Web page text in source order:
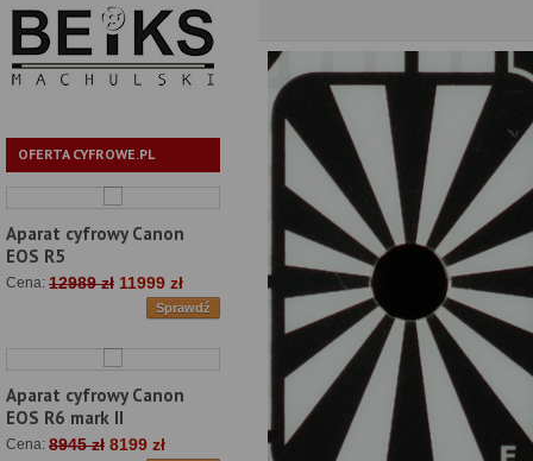
OFERTA CYFROWE.PL
Aparat cyfrowy Canon
EOS R5
Cena: 12989 zł 11999 zł
Sprawdź
Aparat cyfrowy Canon
EOS R6 mark II
Cena: 8945 zł 8199 zł